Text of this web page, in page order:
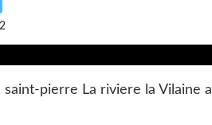
saint-pierre La riviere la Vilaine a